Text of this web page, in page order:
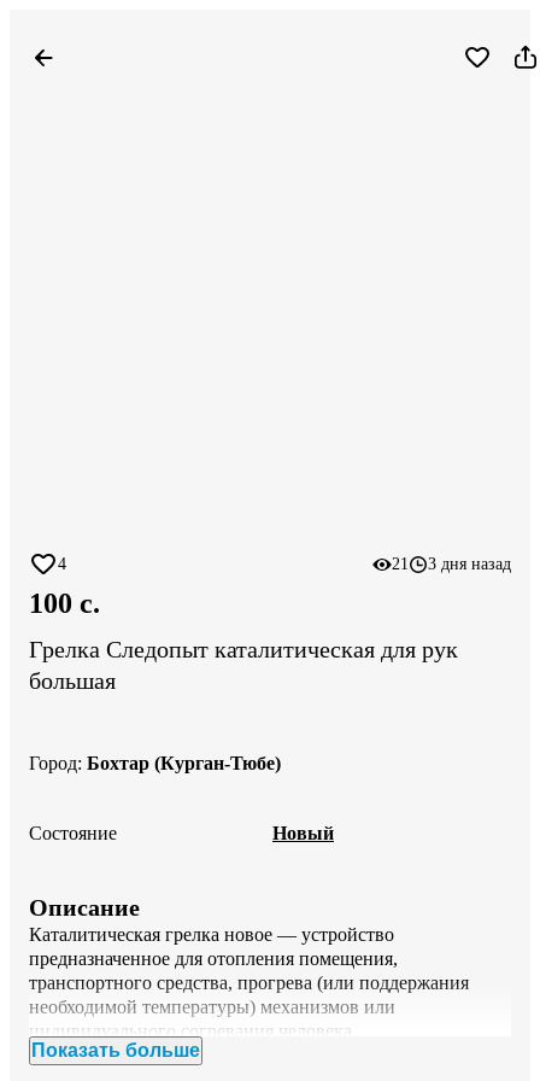
4 21 3 дня назад
100 c.
Грелка Следопыт каталитическая для рук
большая
Город: Бохтар (Курган-Тюбе)
Состояние Новый
Описание
Каталитическая грелка новое — устройство
предназначенное для отопления помещения,
транспортного средства, прогрева (или поддержания
необходимой температуры) механизмов или
индивидуального согревания человека.
Каталитическая грелка - предназначена специально для
Показать больше